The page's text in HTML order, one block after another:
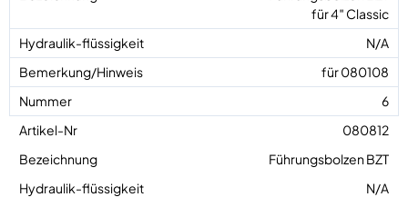
für 4″ Classic
N/A
für 080108
6
080812
Führungsbolzen BZT
N/A